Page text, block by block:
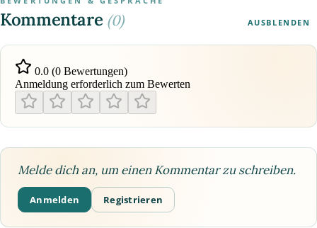
Kommentare (0) AUSBLENDEN
0.0 (0 Bewertungen)
Anmeldung erforderlich zum Bewerten
Melde dich an, um einen Kommentar zu schreiben.
Anmelden Registrieren